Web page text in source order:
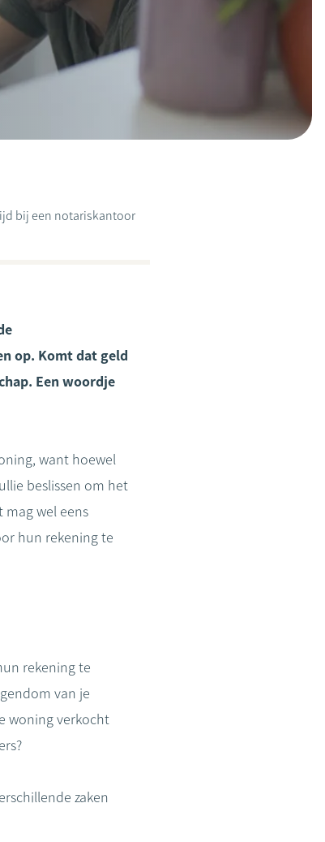
bij een notariskantoor
op. Komt dat geld
Een woordje
want hoewel
beslissen om het
wel eens
hun rekening te
rekening te
van je
woning verkocht
zaken